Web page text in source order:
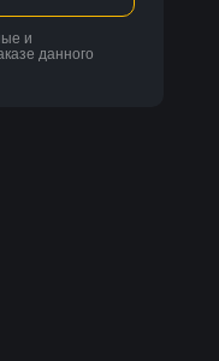
и
данного